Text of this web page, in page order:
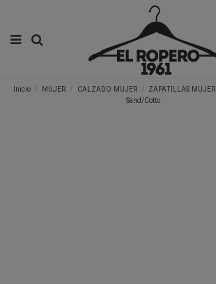
Inicio MUJER CALZADO MUJER ZAPATILLAS MUJER
Sand/Cotto